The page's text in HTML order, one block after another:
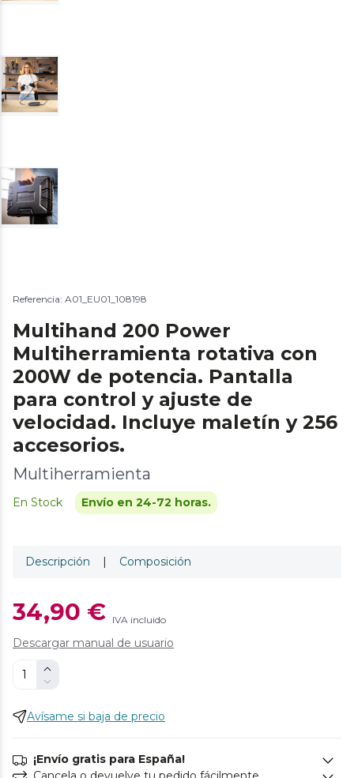
Referencia: A01_EU01_108198
Multihand 200 Power
Multiherramienta rotativa con
200W de potencia. Pantalla
para control y ajuste de
velocidad. Incluye maletín y 256
accesorios.
Multiherramienta
En Stock Envío en 24-72 horas.
Descripción | Composición
34,90 € IVA incluido
Descargar manual de usuario
Avísame si baja de precio
¡Envío gratis para España!